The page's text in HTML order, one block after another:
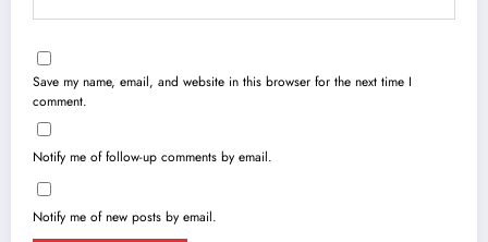
Save my name, email, and website in this browser for the next time I
comment.
Notify me of follow-up comments by email.
Notify me of new posts by email.